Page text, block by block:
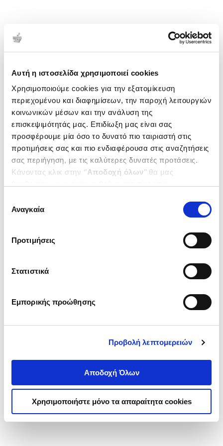
Αυτή η ιστοσελίδα χρησιμοποιεί cookies
Χρησιμοποιούμε cookies για την εξατομίκευση
περιεχομένου και διαφημίσεων, την παροχή λειτουργιών
κοινωνικών μέσων και την ανάλυση της
επισκεψιμότητάς μας. Επιδίωξη μας είναι σας
προσφέρουμε μία όσο το δυνατό πιο ταιριαστή στις
προτιμήσεις σας και πιο ενδιαφέρουσα στις αναζητήσεις
σας περιήγηση, με τις καλύτερες δυνατές προτάσεις.
Κάνοντας κλικ στην ‘’Αποδοχή όλων’’ θα μας
ενδιαφέρουν και να επιλέξετε από τα παρακάτω με την
΄΄και να ενημερωθείτε σχετικά με
συγκατάθεσης
Αναγκαία
Προτιμήσεις
Στατιστικά
Εμπορικής προώθησης
Προβολή λεπτομερειών
Αποδοχή Όλων
Χρησιμοποιήστε μόνο τα απαραίτητα cookies